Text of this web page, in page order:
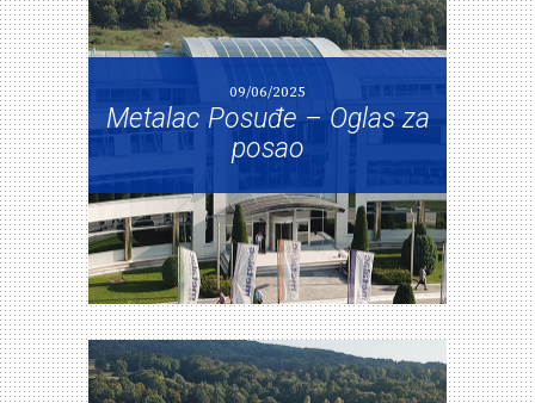
09/06/2025
Metalac Posuđe – Oglas za
posao